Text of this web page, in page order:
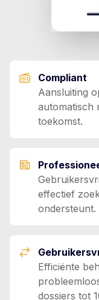
Compliant
Aansluiting
automatisch
toekomst.
effectief
ondersteunt.
Efficiënte
dossiers tot